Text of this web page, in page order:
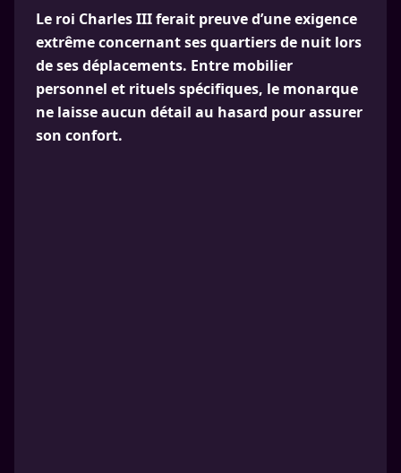
Le roi Charles III ferait preuve d’une exigence
extrême concernant ses quartiers de nuit lors
de ses déplacements. Entre mobilier
personnel et rituels spécifiques, le monarque
ne laisse aucun détail au hasard pour assurer
son confort.